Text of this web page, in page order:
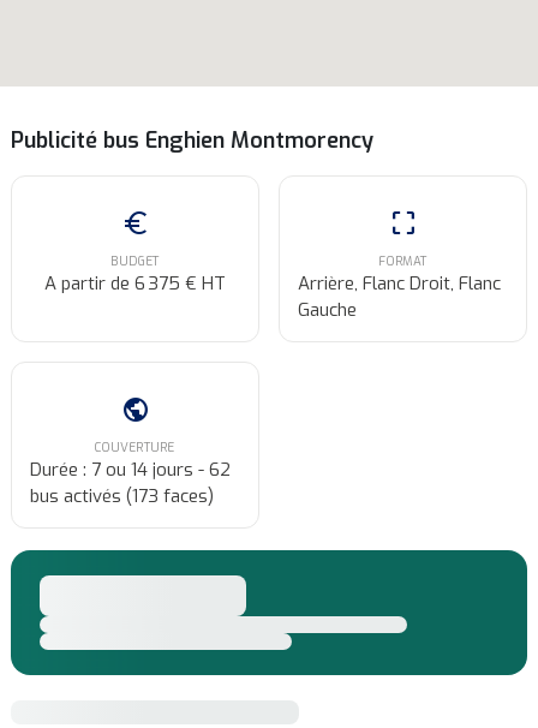
Publicité bus Enghien Montmorency
euro
BUDGET
A partir de 6 375 € HT
crop_free
FORMAT
Arrière, Flanc Droit, Flanc
Gauche
public
COUVERTURE
Durée : 7 ou 14 jours - 62
bus activés (173 faces)